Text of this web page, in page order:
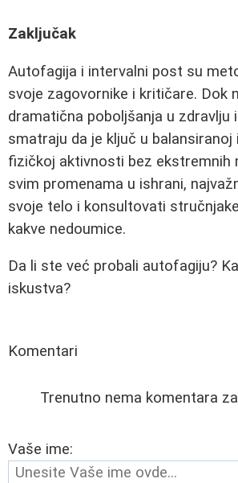
Zaključak
Autofagija i intervalni post su
svoje zagovornike i kritičare. Dok
dramatična poboljšanja u zdravlju
smatraju da je ključ u balansiranoj
fizičkoj aktivnosti bez ekstremnih
svim promenama u ishrani,
svoje telo i konsultovati
kakve nedoumice.
Da li ste već probali autofagiju?
iskustva?
Komentari
Trenutno nema komentara
Vaše ime: